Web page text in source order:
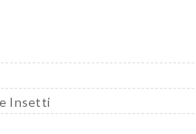
insetti
Insetti